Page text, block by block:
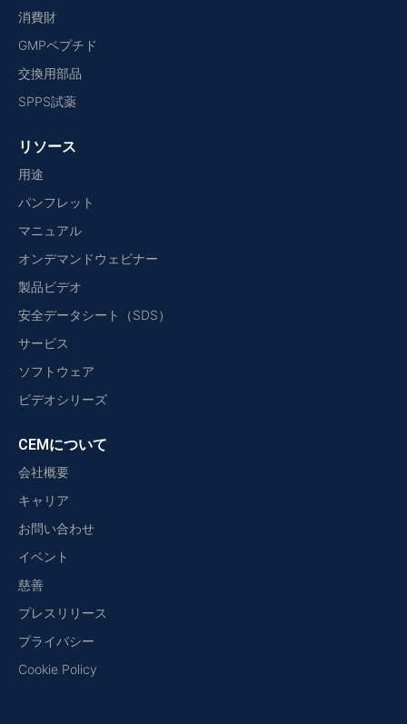
消費財
GMPペプチド
交換用部品
SPPS試薬
リソース
用途
パンフレット
マニュアル
オンデマンドウェビナー
製品ビデオ
安全データシート（SDS）
サービス
ソフトウェア
ビデオシリーズ
CEMについて
会社概要
キャリア
お問い合わせ
イベント
慈善
プレスリリース
プライバシー
Cookie Policy